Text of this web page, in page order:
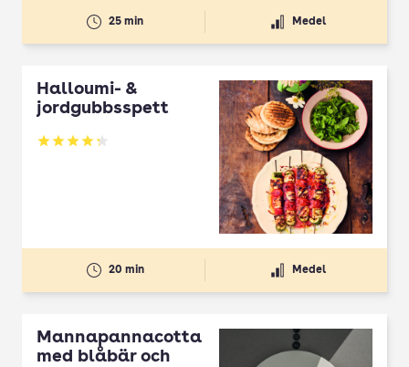
25 min Medel
Halloumi- &
jordgubbsspett
Betyg: 4.3 av 5
20 min Medel
Mannapannacotta
med blåbär och